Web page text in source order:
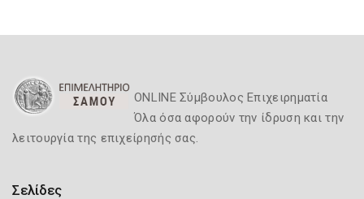
ONLINE Σύμβουλος Επιχειρηματία
Όλα όσα αφορούν την ίδρυση και την
λειτουργία της επιχείρησής σας.
Σελίδες